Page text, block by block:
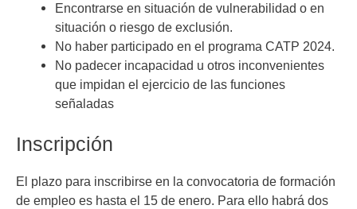
Encontrarse en situación de vulnerabilidad o en
situación o riesgo de exclusión.
No haber participado en el programa CATP 2024.
No padecer incapacidad u otros inconvenientes
que impidan el ejercicio de las funciones
señaladas
Inscripción
El plazo para inscribirse en la convocatoria de formación
de empleo es hasta el 15 de enero. Para ello habrá dos